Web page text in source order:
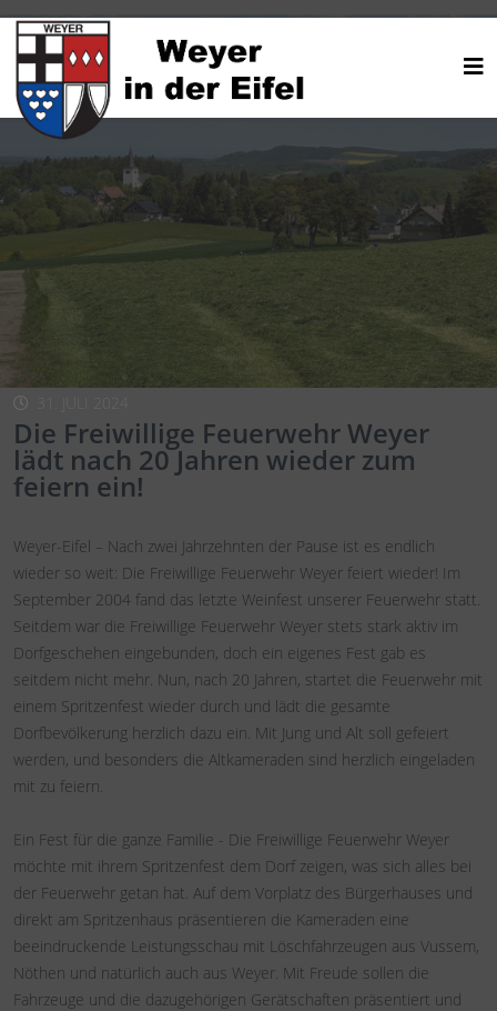
Die Freiwillige Feuerwehr Weyer
lädt nach 20 Jahren wieder zum
feiern ein!
Weyer-Eifel – Nach zwei Jahrzehnten der Pause ist es endlich
wieder so weit: Die Freiwillige Feuerwehr Weyer feiert wieder! Im
September 2004 fand das letzte Weinfest unserer Feuerwehr statt.
Seitdem war die Freiwillige Feuerwehr Weyer stets stark aktiv im
Dorfgeschehen eingebunden, doch ein eigenes Fest gab es
seitdem nicht mehr. Nun, nach 20 Jahren, startet die Feuerwehr mit
einem Spritzenfest wieder durch und lädt die gesamte
Dorfbevölkerung herzlich dazu ein. Mit Jung und Alt soll gefeiert
werden, und besonders die Altkameraden sind herzlich eingeladen
mit zu feiern.
Ein Fest für die ganze Familie - Die Freiwillige Feuerwehr Weyer
möchte mit ihrem Spritzenfest dem Dorf zeigen, was sich alles bei
der Feuerwehr getan hat. Auf dem Vorplatz des Bürgerhauses und
direkt am Spritzenhaus präsentieren die Kameraden eine
beeindruckende Leistungsschau mit Löschfahrzeugen aus Vussem,
Nöthen und natürlich auch aus Weyer. Mit Freude sollen die
Fahrzeuge und die dazugehörigen Gerätschaften präsentiert und